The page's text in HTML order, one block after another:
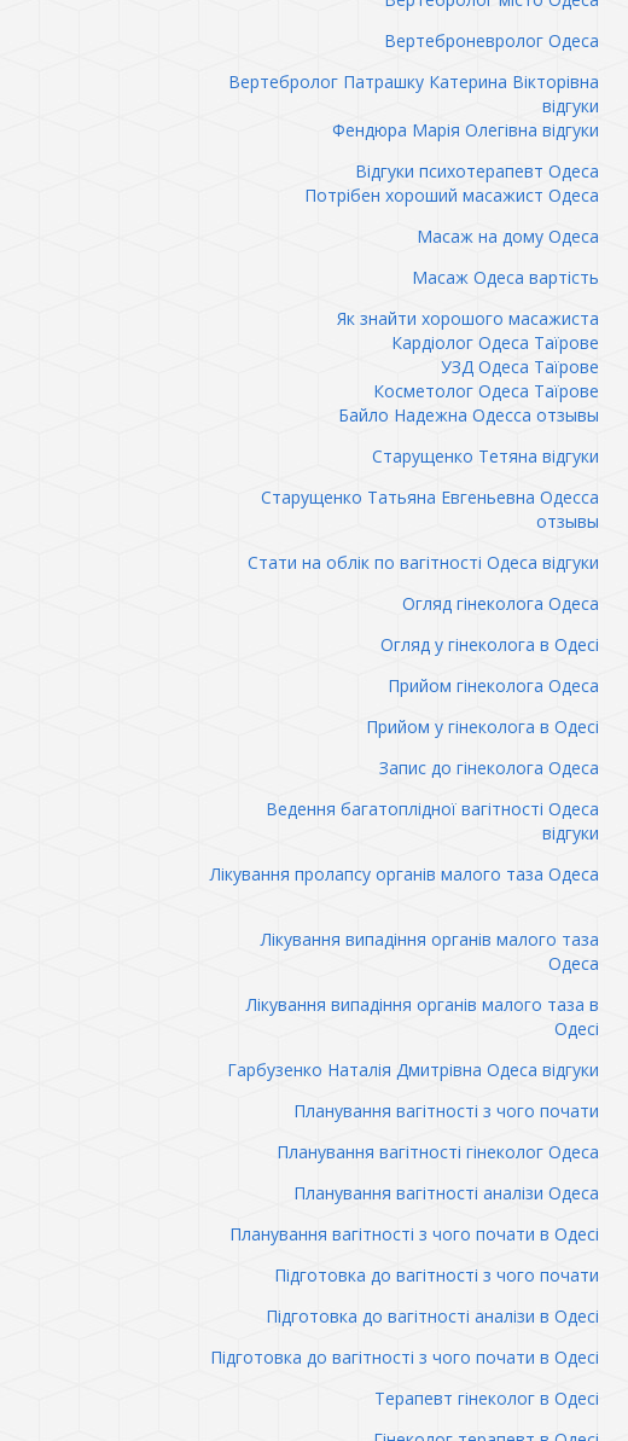
Вертеброневролог Одеса
Вертебролог Патрашку Катерина Вікторівна
відгуки
Фендюра Марія Олегівна відгуки
Відгуки психотерапевт Одеса
Потрібен хороший масажист Одеса
Масаж на дому Одеса
Масаж Одеса вартість
Як знайти хорошого масажиста
Кардіолог Одеса Таїрове
УЗД Одеса Таїрове
Косметолог Одеса Таїрове
Байло Надежна Одесса отзывы
Старущенко Тетяна відгуки
Старущенко Татьяна Евгеньевна Одесса
отзывы
Стати на облік по вагітності Одеса відгуки
Огляд гінеколога Одеса
Огляд у гінеколога в Одесі
Прийом гінеколога Одеса
Прийом у гінеколога в Одесі
Запис до гінеколога Одеса
Ведення багатоплідної вагітності Одеса
відгуки
Лікування пролапсу органів малого таза Одеса
Лікування випадіння органів малого таза
Одеса
Лікування випадіння органів малого таза в
Одесі
Гарбузенко Наталія Дмитрівна Одеса відгуки
Планування вагітності з чого почати
Планування вагітності гінеколог Одеса
Планування вагітності аналізи Одеса
Планування вагітності з чого почати в Одесі
Підготовка до вагітності з чого почати
Підготовка до вагітності аналізи в Одесі
Підготовка до вагітності з чого почати в Одесі
Терапевт гінеколог в Одесі